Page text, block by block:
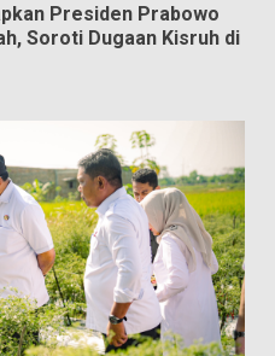
Presiden Prabowo
Soroti Dugaan Kisruh di